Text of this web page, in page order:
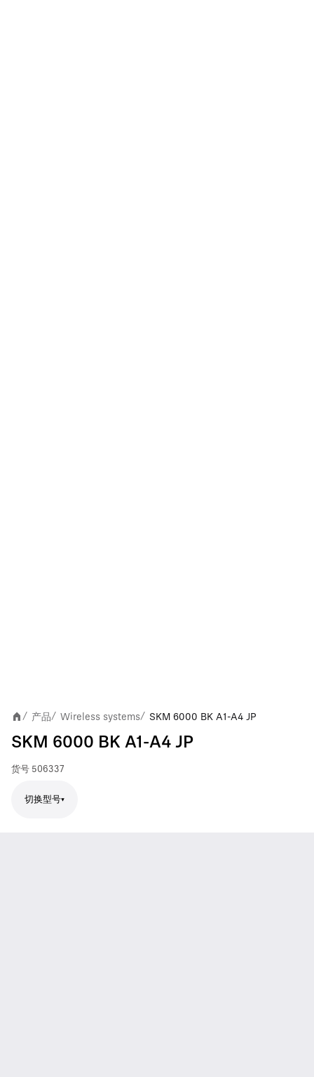
/ 产品/ Wireless systems/ SKM 6000 BK A1-A4 JP
SKM 6000 BK A1-A4 JP
货号 506337
切换型号